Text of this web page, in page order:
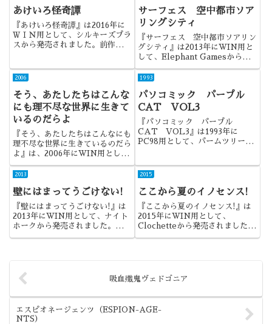
あけいろ怪奇譚
『あけいろ怪奇譚』は2016年に
ＷＩＮ用として、シルキーズプラ
スから発売されました。前作の欠
サーフェス 空中都市ソア
リングシティ
『サーフェス 空中都市ソアリン
グシティ』は2013年にWIN用と
して、Elephant Gamesから発
発売の『Surface: The Soaring
なります。
2006
そう、あたしたちはこんな
にも理不尽な世界に生きて
いるのだらよ
『そう、あたしたちはこんなにも
理不尽な世界に生きているのだら
よ』は、2006年にWIN用とし
た。『ロストカラーズ』の次の新
くタイトルの長い作品でしたね。
1993
パソコミック パープル
CAT VOL3
『パソコミック パープル
CAT VOL3』は1993年に
PC98用として、パームツリーソ
な表現方法が特徴のシリーズの第
３弾になります。
2013
壁にはまってうごけない!
『壁にはまってうごけない!』は
2013年にWIN用として、ナイト
ホークから発売されました。サー
2015
ここから夏のイノセンス!
『ここから夏のイノセンス!』は
2015年にWIN用として、
Clochetteから発売されました。
吸血殲鬼ヴェドゴニア
エスピオネージェンツ（ESPION-AGE-
NTS）